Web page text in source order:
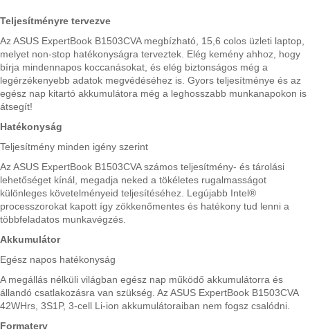
Teljesítményre tervezve
Az ASUS ExpertBook B1503CVA megbízható, 15,6 colos üzleti laptop,
melyet non-stop hatékonyságra terveztek. Elég kemény ahhoz, hogy
bírja mindennapos koccanásokat, és elég biztonságos még a
legérzékenyebb adatok megvédéséhez is. Gyors teljesítménye és az
egész nap kitartó akkumulátora még a leghosszabb munkanapokon is
átsegít!
Hatékonyság
Teljesítmény minden igény szerint
Az ASUS ExpertBook B1503CVA számos teljesítmény- és tárolási
lehetőséget kínál, megadja neked a tökéletes rugalmasságot
különleges követelményeid teljesítéséhez. Legújabb Intel®
processzorokat kapott így zökkenőmentes és hatékony tud lenni a
többfeladatos munkavégzés.
Akkumulátor
Egész napos hatékonyság
A megállás nélküli világban egész nap működő akkumulátorra és
állandó csatlakozásra van szükség. Az ASUS ExpertBook B1503CVA
42WHrs, 3S1P, 3-cell Li-ion akkumulátoraiban nem fogsz csalódni.
Formaterv